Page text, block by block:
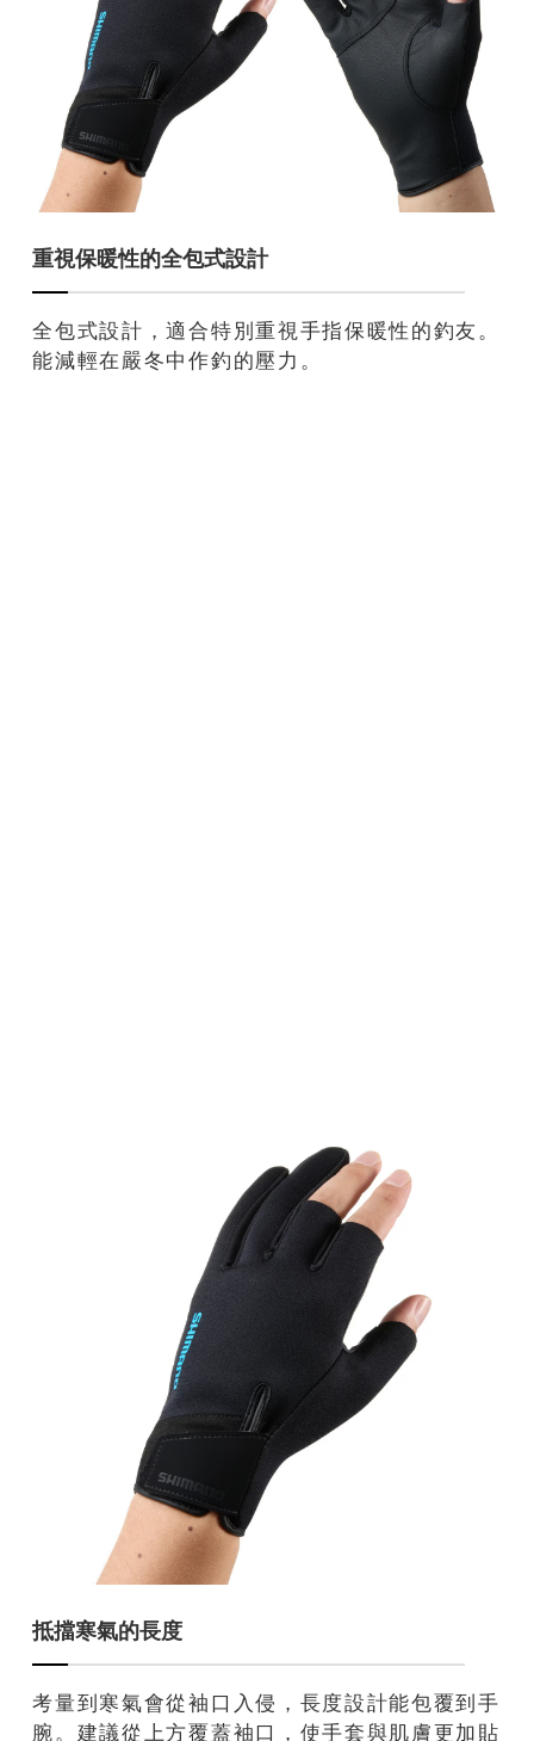
重視保暖性的全包式設計
全包式設計，適合特別重視手指保暖性的釣友。
能減輕在嚴冬中作釣的壓力。
抵擋寒氣的長度
考量到寒氣會從袖口入侵，長度設計能包覆到手
腕。建議從上方覆蓋袖口，使手套與肌膚更加貼